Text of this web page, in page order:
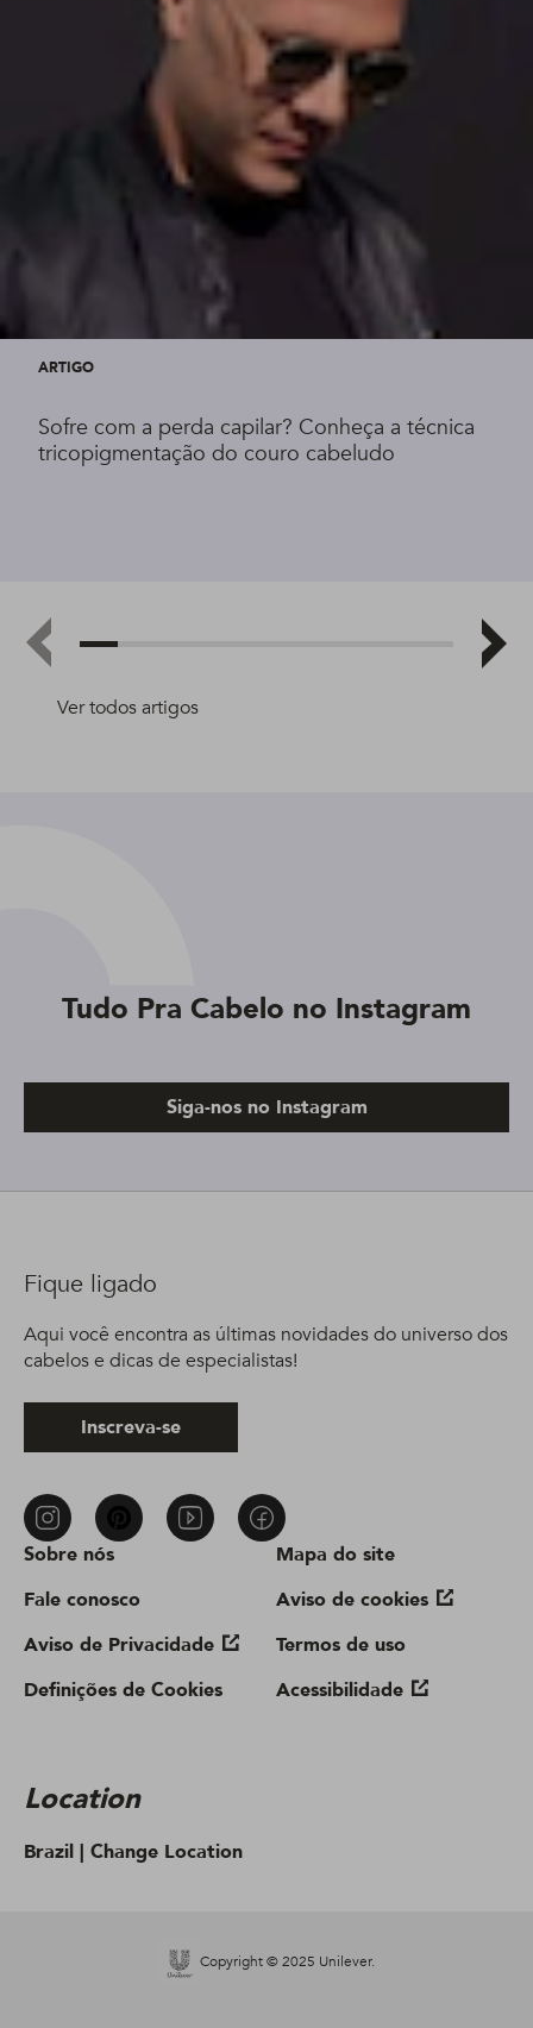
Ver todos artigos
ARTIGO
Sofre com a perda capilar? Conheça a técnica
tricopigmentação do couro cabeludo
Tudo Pra Cabelo no Instagram
Siga-nos no Instagram
Sobre nós
Fale conosco
Aviso de Privacidade
Definições de Cookies
Mapa do site
Aviso de cookies
Termos de uso
Acessibilidade
Location
Brazil | Change Location
Fique ligado
Aqui você encontra as últimas novidades do universo dos
cabelos e dicas de especialistas!
Inscreva-se
Copyright © 2025 Unilever.